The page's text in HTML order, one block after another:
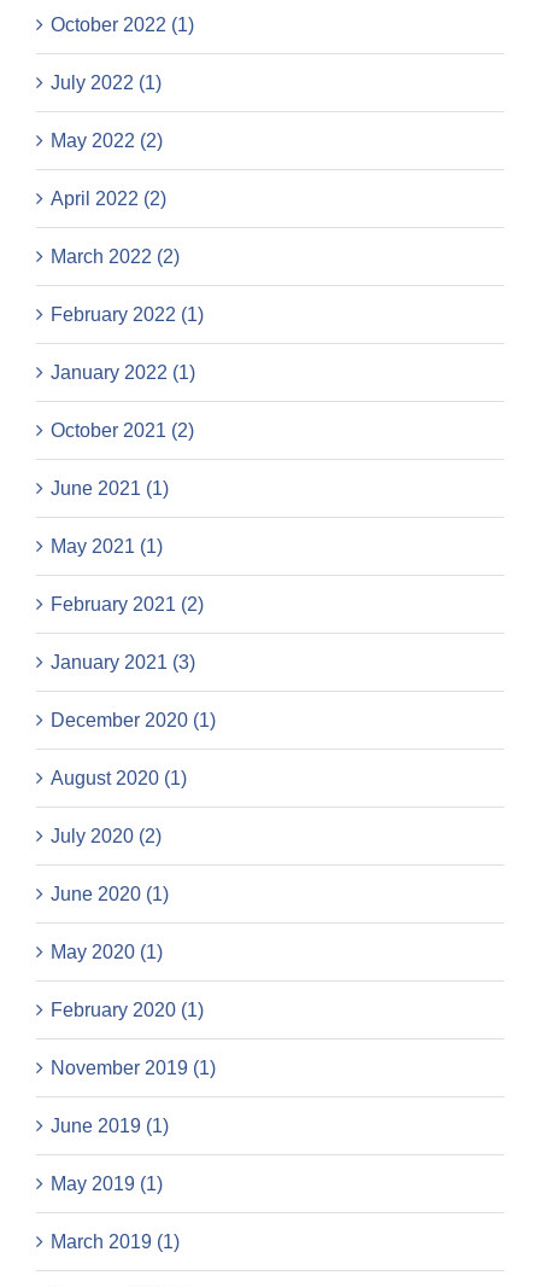
October 2022 (1)
July 2022 (1)
May 2022 (2)
April 2022 (2)
March 2022 (2)
February 2022 (1)
January 2022 (1)
October 2021 (2)
June 2021 (1)
May 2021 (1)
February 2021 (2)
January 2021 (3)
December 2020 (1)
August 2020 (1)
July 2020 (2)
June 2020 (1)
May 2020 (1)
February 2020 (1)
November 2019 (1)
June 2019 (1)
May 2019 (1)
March 2019 (1)